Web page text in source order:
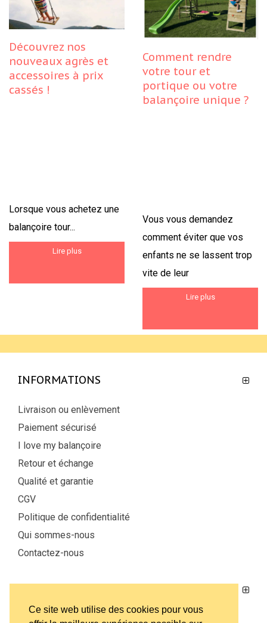
Ce site web utilise des cookies pour vous
Découvrez nos
nouveaux agrès et
accessoires à prix
cassés !
Lorsque vous achetez une
balançoire tour...
Lire plus
Comment rendre
votre tour et
portique ou votre
balançoire unique ?
Vous vous demandez
comment éviter que vos
enfants ne se lassent trop
vite de leur
Lire plus
INFORMATIONS
Livraison ou enlèvement
Paiement sécurisé
I love my balançoire
Retour et échange
Qualité et garantie
CGV
Politique de confidentialité
Qui sommes-nous
Contactez-nous